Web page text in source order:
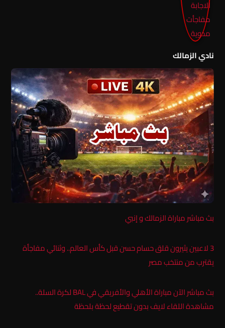
نادي الزمالك
بث مباشر مباراة الزمالك و إنبي
3 لاعبين يثيرون قلق حسام حسن قبل كأس العالم.. وثنائي مفاجأة
يقترب من منتخب مصر
بث مباشر الآن مباراة الأهلي والأفريقي في BAL لكرة السلة..
مشاهدة اللقاء لايف بدون تقطيع لحظة بلحظة